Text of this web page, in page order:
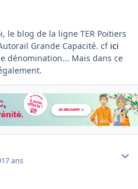
le blog de la ligne TER Poitiers
Grande Capacité. cf ici
dénomination... Mais dans ce
17 ans